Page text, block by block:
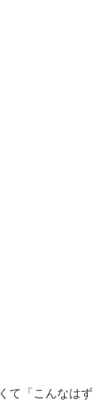
て「こんなはず